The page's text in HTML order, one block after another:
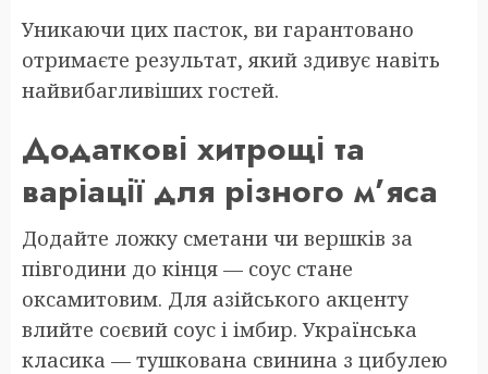
Уникаючи цих пасток, ви гарантовано
отримаєте результат, який здивує навіть
найвибагливіших гостей.
Додаткові хитрощі та
варіації для різного м’яса
Додайте ложку сметани чи вершків за
півгодини до кінця — соус стане
оксамитовим. Для азійського акценту
влийте соєвий соус і імбир. Українська
класика — тушкована свинина з цибулею